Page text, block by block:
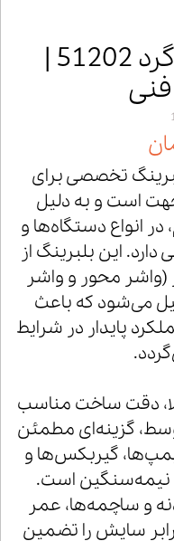
خرید بلبرینگ کف گرد 51202 |
گرد 51202 یک بلبرینگ تخصصی برای
است و به دلیل
در انواع دستگاه‌ها و
این بلبرینگ از
محور و واشر
می‌شود که باعث
پایدار در شرایط
بالا، دقت ساخت مناسب
گزینه‌ای مطمئن
گیربکس‌ها و
نیمه‌سنگین است.
و ساچمه‌ها، عمر
سایش را تضمین